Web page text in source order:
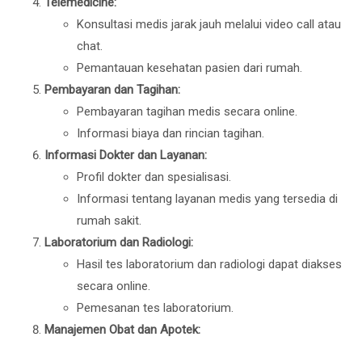
Konsultasi medis jarak jauh melalui video call atau
chat.
Pemantauan kesehatan pasien dari rumah.
Pembayaran dan Tagihan:
Pembayaran tagihan medis secara online.
Informasi biaya dan rincian tagihan.
Informasi Dokter dan Layanan:
Profil dokter dan spesialisasi.
Informasi tentang layanan medis yang tersedia di
rumah sakit.
Laboratorium dan Radiologi:
Hasil tes laboratorium dan radiologi dapat diakses
secara online.
Pemesanan tes laboratorium.
Manajemen Obat dan Apotek: